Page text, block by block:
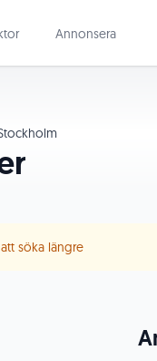
Annonsera
söka längre